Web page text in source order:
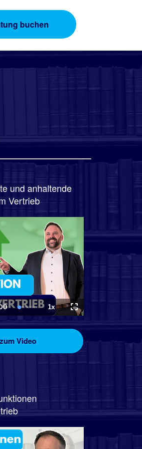
buchen
und anhaltende
Vertrieb
Loaded:
0.00%
1xPlayback
Rate
Fullscreen
Video